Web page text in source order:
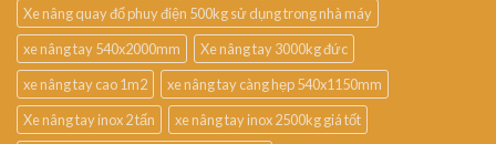
Xe nâng quay đổ phuy điện 500kg sử dụng trong nhà máy
xe nâng tay 540x2000mm
Xe nâng tay 3000kg đức
xe nâng tay cao 1m2
xe nâng tay càng hẹp 540x1150mm
Xe nâng tay inox 2 tấn
xe nâng tay inox 2500kg giá tốt